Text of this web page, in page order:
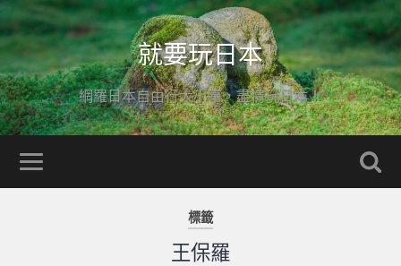
就要玩日本
網羅日本自由行大小事，盡情玩日本！
標籤
王保羅